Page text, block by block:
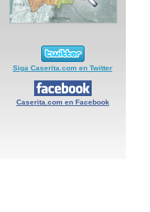
Siga Caserita.com en Twitter
Caserita.com en Facebook